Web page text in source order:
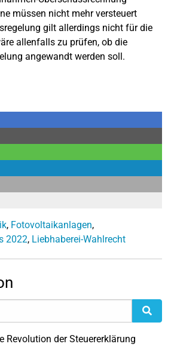
müssen nicht mehr versteuert
gilt allerdings nicht für die
allenfalls zu prüfen, ob die
angewandt werden soll.
, Fotovoltaikanlagen,
2022, Liebhaberei-Wahlrecht
Revolution der Steuererklärung